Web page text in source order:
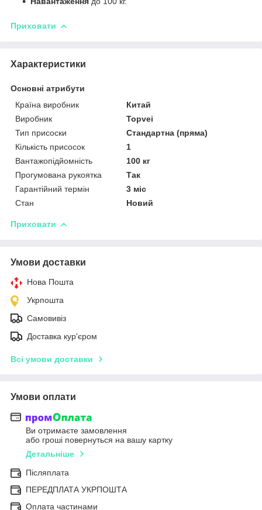
Приховати
Характеристики
Основні атрибути
Країна виробник
Китай
Виробник
Topvei
Тип присоски
Стандартна (пряма)
Кількість присосок
1
Вантажопідйомність
100 кг
Прогумована рукоятка
Так
Гарантійний термін
3 міс
Стан
Новий
Приховати
Умови доставки
Нова Пошта
Укрпошта
Самовивіз
Доставка кур'єром
Всі умови доставки
Умови оплати
Ви отримаєте замовлення
або гроші повернуться на вашу картку
Детальніше
Післяплата
ПЕРЕДПЛАТА УКРПОШТА
Оплата частинами